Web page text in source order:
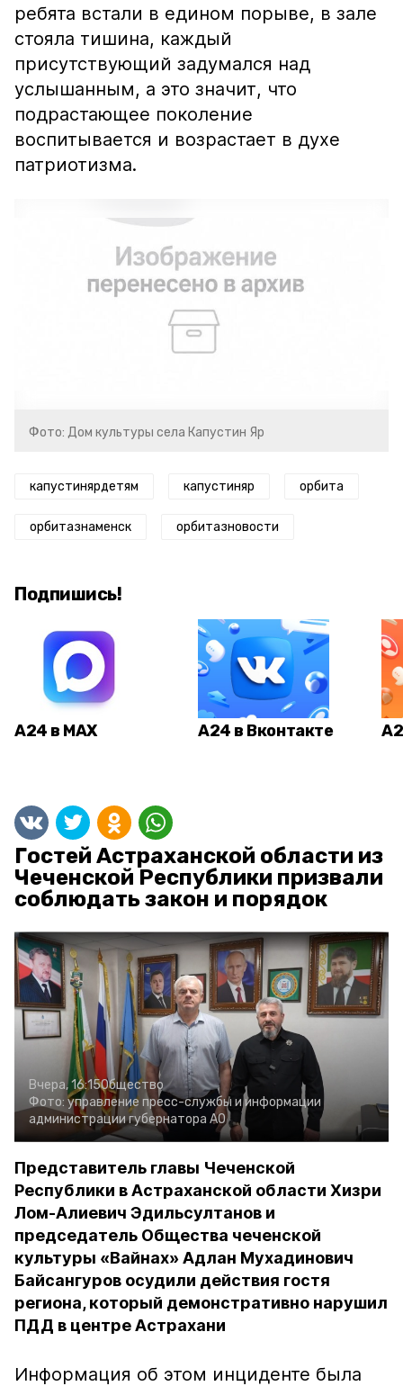
ребята встали в едином порыве, в зале
стояла тишина, каждый
присутствующий задумался над
услышанным, а это значит, что
подрастающее поколение
воспитывается и возрастает в духе
патриотизма.
Фото: Дом культуры села Капустин Яр
капустинярдетям капустиняр орбита
орбитазнаменск орбитазновости
Подпишись!
А24 в MAX А24 в Вконтакте
Гостей Астраханской области из
Чеченской Республики призвали
соблюдать закон и порядок
Вчера, 16:15Общество
Фото: управление пресс-службы и информации
администрации губернатора АО
Представитель главы Чеченской
Республики в Астраханской области Хизри
Лом-Алиевич Эдильсултанов и
председатель Общества чеченской
культуры «Вайнах» Адлан Мухадинович
Байсангуров осудили действия гостя
региона, который демонстративно нарушил
ПДД в центре Астрахани
Информация об этом инциденте была